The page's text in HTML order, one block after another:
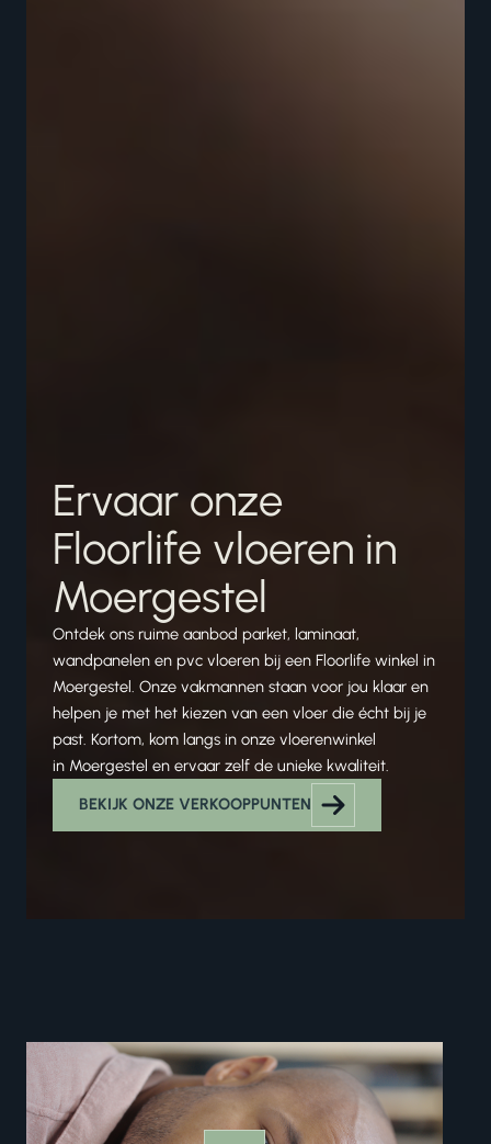
Ervaar onze
Floorlife vloeren in
Moergestel
Ontdek ons ruime aanbod parket, laminaat,
wandpanelen en pvc vloeren bij een Floorlife winkel in
Moergestel. Onze vakmannen staan voor jou klaar en
helpen je met het kiezen van een vloer die écht bij je
past. Kortom, kom langs in onze vloerenwinkel
in Moergestel en ervaar zelf de unieke kwaliteit.
BEKIJK ONZE VERKOOPPUNTEN